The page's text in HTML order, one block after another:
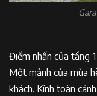
Điểm nhấn của tầng
Một mảnh của mùa
khách. Kính toàn